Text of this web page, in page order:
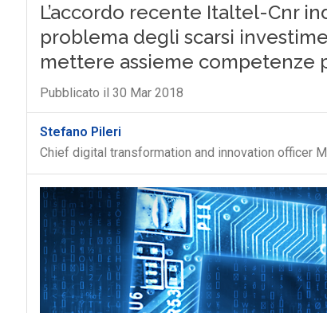
L’accordo recente Italtel-Cnr
problema degli scarsi
mettere assieme competenze
Pubblicato il 30 Mar 2018
Stefano Pileri
Chief digital transformation and innovation officer